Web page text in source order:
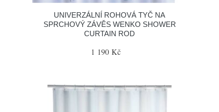
UNIVERZÁLNÍ ROHOVÁ TYČ NA
SPRCHOVÝ ZÁVĚS WENKO SHOWER
CURTAIN ROD
1 190 Kč